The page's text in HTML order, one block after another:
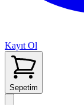
Kayıt Ol
Sepetim